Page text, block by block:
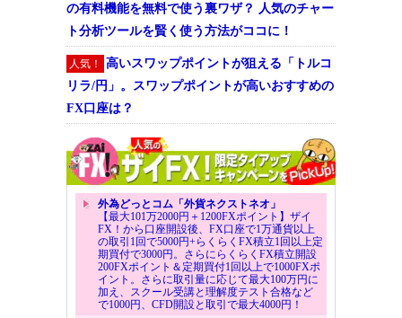
の有料機能を無料で使う裏ワザ？ 人気のチャー
ト分析ツールを賢く使う方法がココに！
人気！
高いスワップポイントが狙える「トルコ
リラ/円」。スワップポイントが高いおすすめの
FX口座は？
外為どっとコム「外貨ネクストネオ」
【最大101万2000円＋1200FXポイント】ザイ
FX！から口座開設後、FX口座で1万通貨以上
の取引1回で5000円+らくらくFX積立1回以上定
期買付で3000円。さらにらくらくFX積立開設
200FXポイント＆定期買付1回以上で1000FXポ
イント。さらに取引量に応じて最大100万円に
加え、スクール受講と理解度テスト合格など
で1000円、CFD開設と取引で最大4000円！